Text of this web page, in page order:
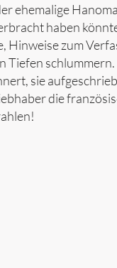
ehemalige
haben
zum
Tiefen
sie
die